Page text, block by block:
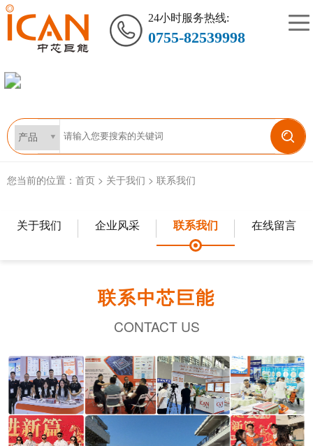
24小时服务热线:
0755-82539998
您当前的位置： 首页 > 关于我们 > 联系我们
关于我们 企业风采 联系我们 在线留言
联系中芯巨能
CONTACT US